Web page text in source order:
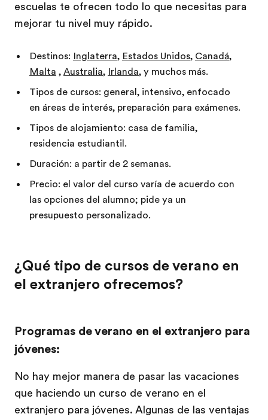
escuelas te ofrecen todo lo que necesitas para
mejorar tu nivel muy rápido.
Destinos: Inglaterra, Estados Unidos, Canadá,
Malta , Australia, Irlanda, y muchos más.
Tipos de cursos: general, intensivo, enfocado
en áreas de interés, preparación para exámenes.
Tipos de alojamiento: casa de familia,
residencia estudiantil.
Duración: a partir de 2 semanas.
Precio: el valor del curso varía de acuerdo con
las opciones del alumno; pide ya un
presupuesto personalizado.
¿Qué tipo de cursos de verano en
el extranjero ofrecemos?
Programas de verano en el extranjero para
jóvenes:
No hay mejor manera de pasar las vacaciones
que haciendo un curso de verano en el
extranjero para jóvenes. Algunas de las ventajas